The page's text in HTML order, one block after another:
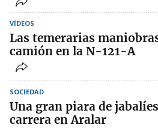
VÍDEOS
Las temerarias
camión en la N-121-A
SOCIEDAD
Una gran piara de
carrera en Aralar